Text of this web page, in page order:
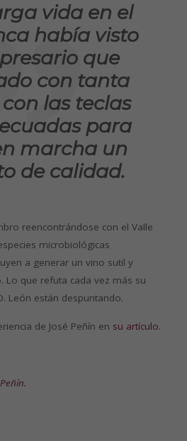
vida en el
había visto
que
con tanta
las teclas
para
marcha un
de calidad.
reencontrándose con el Valle
microbiológicas
a generar un vino sutil y
Lo que refuta cada vez más su
León están despuntando.
de José Peñín en su artículo.